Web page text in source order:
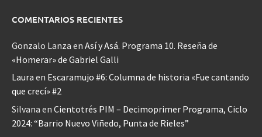
COMENTARIOS RECIENTES
Gonzalo Lanza en Así y Asá. Programa 10. Reseña de
«Homerar» de Gabriel Galli
Laura en Escaramujo #6: Columna de historia «Fue cantando
que crecí» #2
Silvana en Cientotrés PIM – Decimoprimer Programa, Ciclo
2024: “Barrio Nuevo Viñedo, Punta de Rieles”